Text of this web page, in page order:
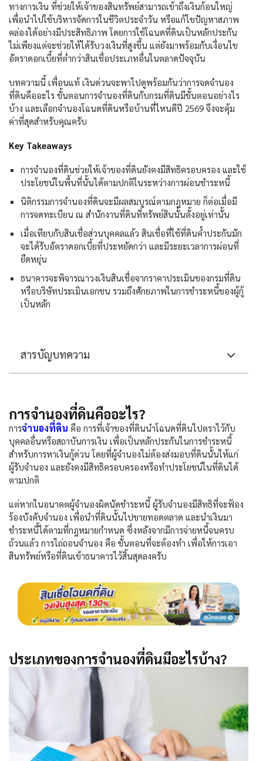
ทางการเงิน ที่ช่วยให้เจ้าของสินทรัพย์สามารถเข้าถึงเงินก้อนใหญ่
เพื่อนำไปใช้บริหารจัดการในชีวิตประจำวัน หรือแก้ไขปัญหาสภาพ
คล่องได้อย่างมีประสิทธิภาพ โดยการใช้โฉนดที่ดินเป็นหลักประกัน
ไม่เพียงแต่จะช่วยให้ได้รับวงเงินที่สูงขึ้น แต่ยังมาพร้อมกับเงื่อนไข
อัตราดอกเบี้ยที่ต่ำกว่าสินเชื่อประเภทอื่นในตลาดปัจจุบัน
บทความนี้ เพื่อนแท้ เงินด่วนจะพาไปดูพร้อมกันว่าการจดจำนอง
ที่ดินคืออะไร ขั้นตอนการจำนองที่ดินกับกรมที่ดินมีขั้นตอนอย่างไร
บ้าง และเลือกจำนองโฉนดที่ดินหรือบ้านที่ไหนดีปี 2569 จึงจะคุ้ม
ค่าที่สุดสำหรับคุณครับ
Key Takeaways
การจำนองที่ดินช่วยให้เจ้าของที่ดินยังคงมีสิทธิครอบครอง และใช้
ประโยชน์ในพื้นที่นั้นได้ตามปกติในระหว่างการผ่อนชำระหนี้
นิติกรรมการจำนองที่ดินจะมีผลสมบูรณ์ตามกฎหมาย ก็ต่อเมื่อมี
การจดทะเบียน ณ สำนักงานที่ดินที่ทรัพย์สินนั้นตั้งอยู่เท่านั้น
เมื่อเทียบกับสินเชื่อส่วนบุคคลแล้ว สินเชื่อที่ใช้ที่ดินค้ำประกันมัก
จะได้รับอัตราดอกเบี้ยที่ประหยัดกว่า และมีระยะเวลาการผ่อนที่
ยืดหยุ่น
ธนาคารจะพิจารณาวงเงินสินเชื่อจากราคาประเมินของกรมที่ดิน
หรือบริษัทประเมินเอกชน รวมถึงศักยภาพในการชำระหนี้ของผู้กู้
เป็นหลัก
สารบัญบทความ
การจำนองที่ดินคืออะไร?
การจำนองที่ดิน คือ การที่เจ้าของที่ดินนำโฉนดที่ดินไปตราไว้กับ
บุคคลอื่นหรือสถาบันการเงิน เพื่อเป็นหลักประกันในการชำระหนี้
สำหรับการหาเงินกู้ด่วน โดยที่ผู้จำนองไม่ต้องส่งมอบที่ดินนั้นให้แก่
ผู้รับจำนอง และยังคงมีสิทธิครอบครองหรือทำประโยชน์ในที่ดินได้
ตามปกติ
แต่หากในอนาคตผู้จำนองผิดนัดชำระหนี้ ผู้รับจำนองมีสิทธิที่จะฟ้อง
ร้องบังคับจำนอง เพื่อนำที่ดินนั้นไปขายทอดตลาด และนำเงินมา
ชำระหนี้ได้ตามที่กฎหมายกำหนด ซึ่งหลังจากมีการจ่ายหนี้จนครบ
ถ้วนแล้ว การไถ่ถอนจำนอง คือ ขั้นตอนที่จะต้องทำ เพื่อให้การเอา
สินทรัพย์หรือที่ดินเข้าธนาคารไว้สิ้นสุดลงครับ
ประเภทของการจำนองที่ดินมีอะไรบ้าง?